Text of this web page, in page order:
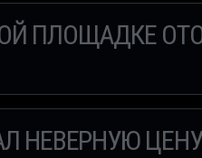
ПЛОЩАДКЕ
НЕВЕРНУЮ